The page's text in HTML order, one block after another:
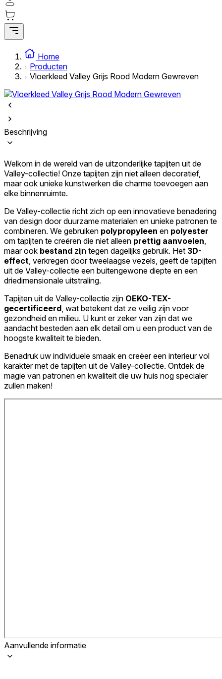
Home
Producten
Vloerkleed Valley Grijs Rood Modern Gewreven
Beschrijving
Welkom in de wereld van de uitzonderlijke tapijten uit de
Valley-collectie! Onze tapijten zijn niet alleen decoratief,
maar ook unieke kunstwerken die charme toevoegen aan
elke binnenruimte.
De Valley-collectie richt zich op een innovatieve benadering
van design door duurzame materialen en unieke patronen te
combineren. We gebruiken polypropyleen en polyester
om tapijten te creëren die niet alleen prettig aanvoelen
maar ook bestand zijn tegen dagelijks gebruik. Het 3D-
effect , verkregen door tweelaagse vezels, geeft de tapijten
uit de Valley-collectie een buitengewone diepte en een
driedimensionale uitstraling.
Tapijten uit de Valley-collectie zijn OEKO-TEX-
gecertificeerd , wat betekent dat ze veilig zijn voor
gezondheid en milieu. U kunt er zeker van zijn dat we
aandacht besteden aan elk detail om u een product van de
hoogste kwaliteit te bieden.
Benadruk uw individuele smaak en creëer een interieur vol
karakter met de tapijten uit de Valley-collectie. Ontdek de
magie van patronen en kwaliteit die uw huis nog specialer
zullen maken!
Aanvullende informatie
Statistische cookies helpen website-eigenaren te begrijpen hoe bezoekers
anoniem informatie te verzamelen en te rapporteren.
Marketing
Marketingcookies worden gebruikt om gebruikers over websites te
weer te geven die relevant en interessant zijn voor de individuele
voor uitgevers en externe adverteerders.
Niet-geclassificeerd
Sla mijn voorkeuren op
Accepteer alles